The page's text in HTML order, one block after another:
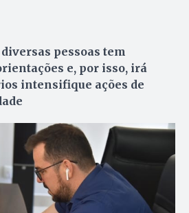
pessoas tem
e, por isso, irá
intensifique ações de